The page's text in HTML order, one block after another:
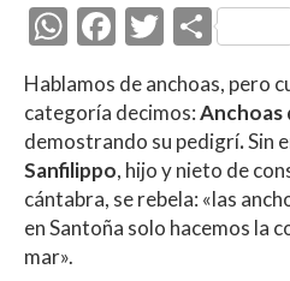
W
at
s
A
p
p
F
ac
e
b
o
o
T
w
itt
er
C
m
p
ar
ti
Hablamos de anchoas, pero
categoría decimos:Anchoas
demostrando su pedigrí.Sin
Sanfilippo, hijo y nieto de
cántabra, se rebela: «las
en Santoña solo hacemos la
mar».